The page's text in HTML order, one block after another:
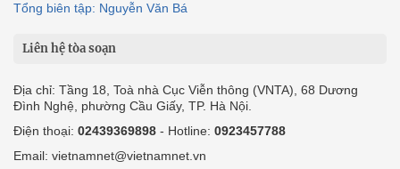
Tổng biên tập: Nguyễn Văn Bá
Liên hệ tòa soạn
Địa chỉ: Tầng 18, Toà nhà Cục Viễn thông (VNTA), 68 Dương
Đình Nghệ, phường Cầu Giấy, TP. Hà Nội.
Điện thoại: 02439369898 - Hotline: 0923457788
Email: vietnamnet@vietnamnet.vn